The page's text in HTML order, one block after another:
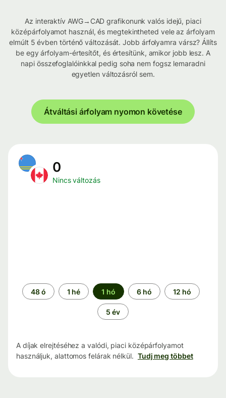
Az interaktív AWG→CAD grafikonunk valós idejű, piaci
középárfolyamot használ, és megtekintheted vele az árfolyam
elmúlt 5 évben történő változását. Jobb árfolyamra vársz? Állíts
be egy árfolyam-értesítőt, és értesítünk, amikor jobb lesz. A
napi összefoglalóinkkal pedig soha nem fogsz lemaradni
egyetlen változásról sem.
Átváltási árfolyam nyomon követése
0
Nincs változás
Időszak
48 ó 1 hé 1 hó 6 hó 12 hó
5 év
A díjak elrejtéséhez a valódi, piaci középárfolyamot
használjuk, alattomos felárak nélkül. Tudj meg többet